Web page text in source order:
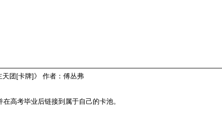
天团[卡牌]》 作者：傅丛弗
高考毕业后链接到属于自己的卡池。